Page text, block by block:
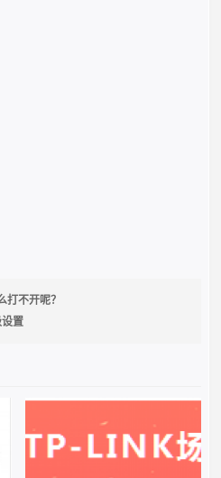
打不开呢？
置